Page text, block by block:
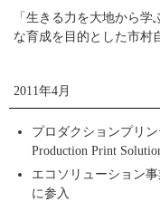
リコー経済社会研究所
きるビジュアルコミ
イム双方向通信や多
社や支社間といった同
もビジュアルコミュニ
議/Web会議システム
ステム（UCS）」を
ンタラクティブホワ
ミュニケーションを
提供していきました。
「生きる力を大地から
な育成を目的とした市村
2011年4月
プロダクションプリ
Production Print
エコソリューション
に参入